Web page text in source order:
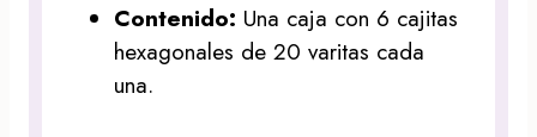
Contenido: Una caja con 6 cajitas
hexagonales de 20 varitas cada
una.